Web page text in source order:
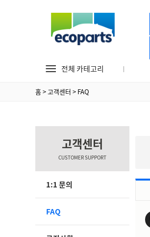
전체 카테고리
홈>고객센터 > FAQ
고객센터
CUSTOMER SUPPORT
1:1 문의
FAQ